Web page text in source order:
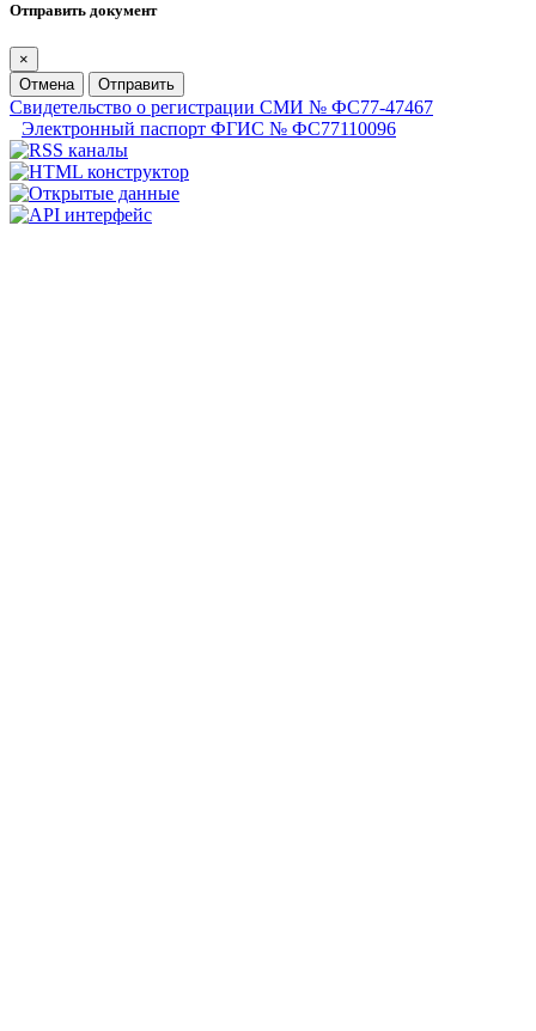
Отправить документ
×
Отмена
Отправить
Свидетельство о регистрации СМИ № ФС77-47467
Электронный паспорт ФГИС № ФС77110096